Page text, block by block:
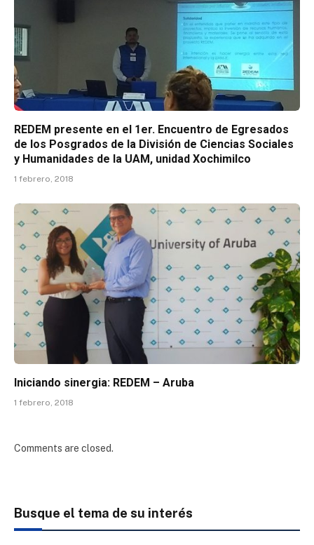
REDEM presente en el 1er. Encuentro de Egresados
de los Posgrados de la División de Ciencias Sociales
y Humanidades de la UAM, unidad Xochimilco
1 febrero, 2018
Iniciando sinergia: REDEM – Aruba
1 febrero, 2018
Comments are closed.
Busque el tema de su interés